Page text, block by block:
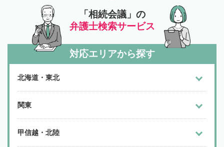
「相続会議」の
弁護士検索サービス
対応エリアから探す
北海道・東北
関東
甲信越・北陸